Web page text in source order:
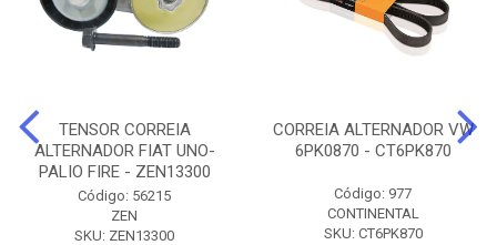
TENSOR CORREIA
ALTERNADOR FIAT UNO-
PALIO FIRE - ZEN13300
Código: 56215
ZEN
SKU: ZEN13300
CORREIA ALTERNADOR VW
6PK0870 - CT6PK870
Código: 977
CONTINENTAL
SKU: CT6PK870